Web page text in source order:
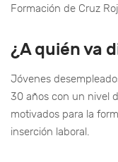
Formación de Cruz
¿A quién va
Jóvenes
30 años con un nivel
motivados para la
inserción laboral.